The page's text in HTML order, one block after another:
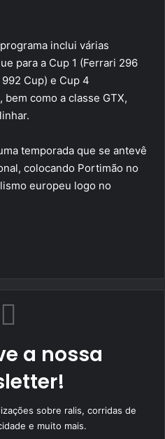
inclui várias
para a Cup 1 (Ferrari 296
Cup) e Cup 4
como a classe GTX,
temporada que se antevê
colocando Portimão no
europeu logo no
a nossa
sobre ralis, corridas de
e muito mais.